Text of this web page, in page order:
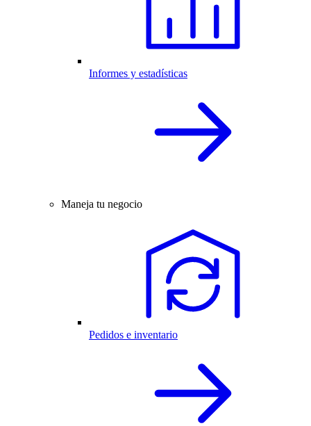
Informes y estadísticas
Maneja tu negocio
Pedidos e inventario